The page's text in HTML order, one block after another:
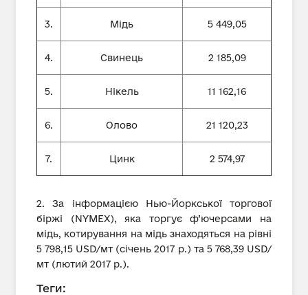
3. Мідь 5 449,05
4. Свинець 2 185,09
5. Нікель 11 162,16
6. Олово 21 120,23
7. Цинк 2 574,97
2. За інформацією Нью-Йоркської торгової
біржі (NYMEX), яка торгує ф’ючерсами на
мідь, котирування на мідь знаходяться на рівні
5 798,15 USD/мт (січень 2017 р.) та 5 768,39 USD/
мт (лютий 2017 р.).
Теги: